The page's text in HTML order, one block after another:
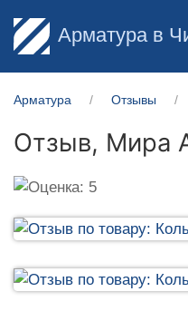
Арматура в
Арматура Отзывы
Отзыв, Мира